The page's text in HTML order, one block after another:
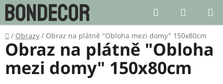
Přejít
na
obsah
Hledat
KOŠÍK
Domů
/ Obrazy / Obraz na plátně "Obloha mezi domy" 150x80cm
Obraz na plátně "Obloha
mezi domy" 150x80cm